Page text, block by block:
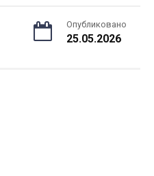
Опубликовано
25.05.2026